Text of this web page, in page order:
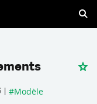
Submit Rating
| #Modèle